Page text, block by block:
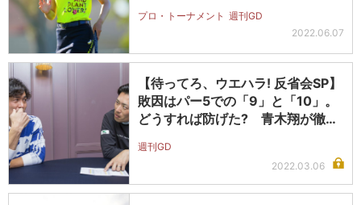
プロ・トーナメント 週刊GD
2022.06.07
【待ってろ、ウエハラ! 反省会SP】
敗因はパー5での「9」と「10」。
どうすれば防げた? 青木翔が徹…
週刊GD
2022.03.06